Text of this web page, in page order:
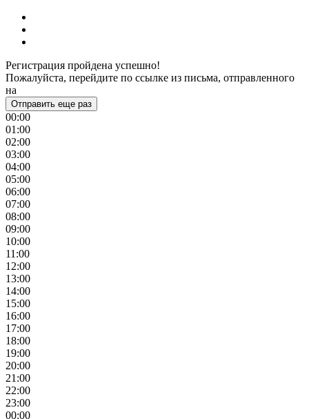
Регистрация пройдена успешно!
Пожалуйста, перейдите по ссылке из письма, отправленного
на
Отправить еще раз
00:00
01:00
02:00
03:00
04:00
05:00
06:00
07:00
08:00
09:00
10:00
11:00
12:00
13:00
14:00
15:00
16:00
17:00
18:00
19:00
20:00
21:00
22:00
23:00
00:00